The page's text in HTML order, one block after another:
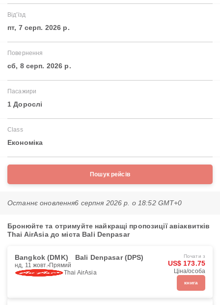
Від'їзд
пт, 7 серп. 2026 р.
Повернення
сб, 8 серп. 2026 р.
Пасажири
1 Дорослі
Class
Економіка
Пошук рейсів
Останнє оновлення6 серпня 2026 р. о 18:52 GMT+0
Бронюйте та отримуйте найкращі пропозиції авіаквитків
Thai AirAsia до міста Bali Denpasar
Bangkok (DMK) Bali Denpasar (DPS)
нд, 11 жовт. Прямий
Thai AirAsia
Почати з
US$ 173.75
Ціна/особа
книга